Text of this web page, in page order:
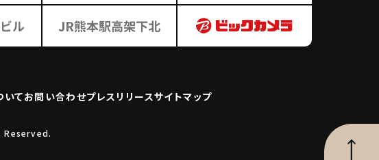
いてお問い合わせプレスリリースサイトマップ
Reserved.